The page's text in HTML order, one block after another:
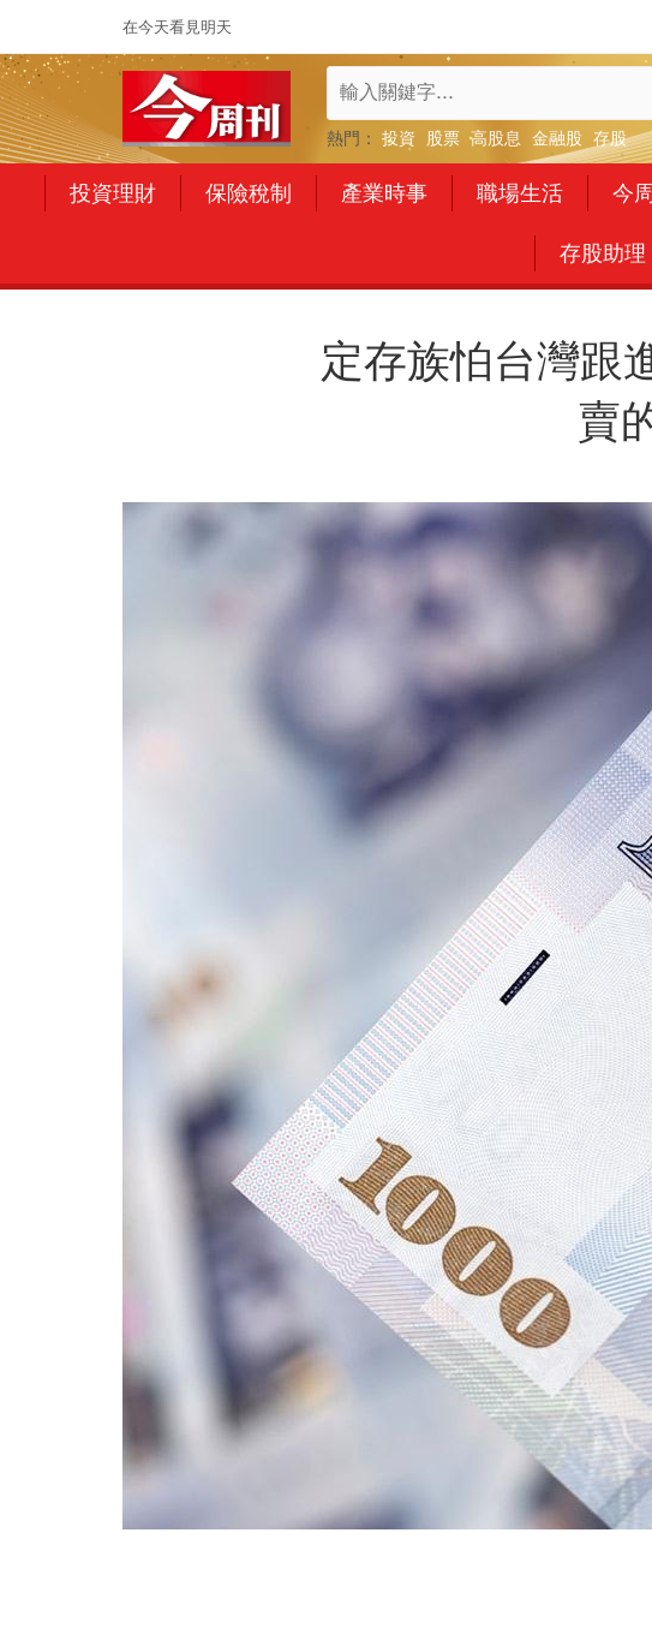
在今天看見明天
熱門： 投資 股票 高股息 金融股 存股
投資理財 保險稅制 產業時事 職場生活 今
存股助理
定存族怕台灣跟
賣